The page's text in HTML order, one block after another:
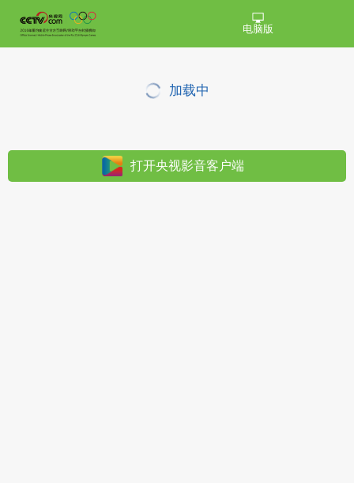
电脑版
加载中
打开央视影音客户端